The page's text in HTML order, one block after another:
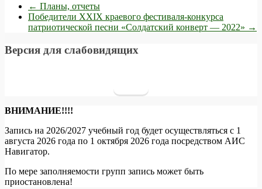
← Планы, отчеты
Победители XXIX краевого фестиваля-конкурса
патриотической песни «Солдатский конверт — 2022» →
Версия для слабовидящих
ВНИМАНИЕ!!!!
Запись на 2026/2027 учебный год будет осуществляться с 1
августа 2026 года по 1 октября 2026 года посредством АИС
Навигатор.
По мере заполняемости групп запись может быть
приостановлена!